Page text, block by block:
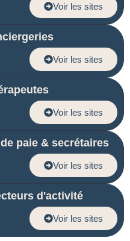
Voir les sites
Voir les sites
Voir les sites
paie & secrétaires
Voir les sites
d'activité
Voir les sites